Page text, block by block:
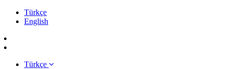
Türkçe
English
Türkçe